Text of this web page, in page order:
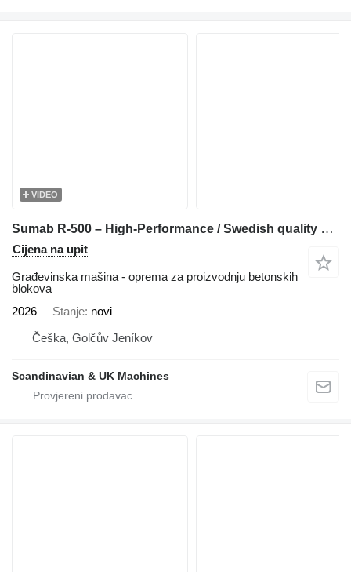
VIDEO
Sumab R-500 – High-Performance / Swedish quality & Good price
Cijena na upit
Građevinska mašina - oprema za proizvodnju betonskih
blokova
2026
Stanje novi
Češka, Golčův Jeníkov
Scandinavian & UK Machines